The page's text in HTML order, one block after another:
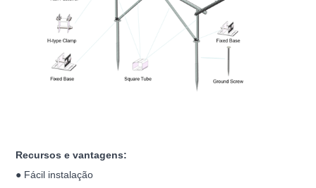
Recursos e vantagens:
● Fácil instalação